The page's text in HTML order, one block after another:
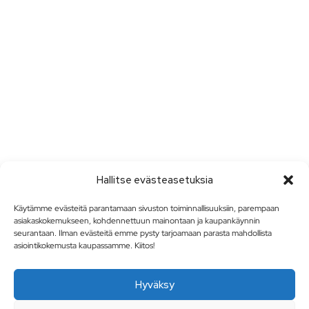
Hallitse evästeasetuksia
Käytämme evästeitä parantamaan sivuston toiminnallisuuksiin, parempaan
asiakaskokemukseen, kohdennettuun mainontaan ja kaupankäynnin
seurantaan. Ilman evästeitä emme pysty tarjoamaan parasta mahdollista
asiointikokemusta kaupassamme. Kiitos!
Hyväksy